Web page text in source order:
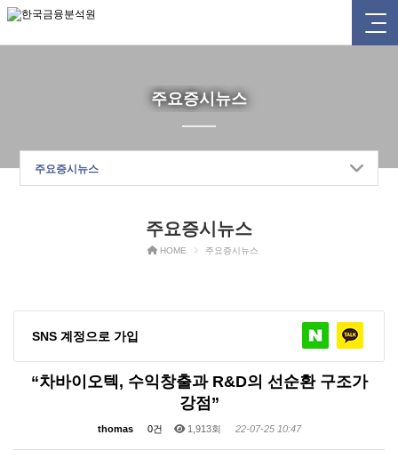
주요증시뉴스
주요증시뉴스
주요증시뉴스
HOME 주요증시뉴스
SNS 계정으로 가입
“차바이오텍, 수익창출과 R&D의 선순환 구조가
강점”
thomas 0건 1,913회 22-07-25 10:47